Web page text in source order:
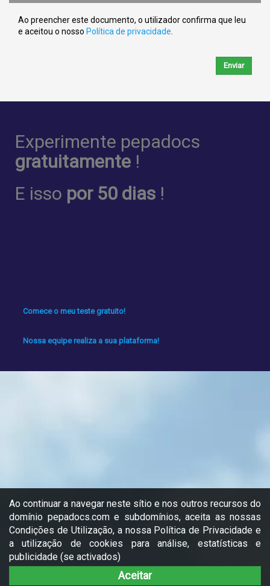
Ao continuar a navegar neste sítio e nos outros recursos do
domínio pepadocs.com e subdomínios, aceita as nossas
Condições de Utilização, a nossa Política de Privacidade e
a utilização de cookies para análise, estatísticas e
publicidade (se activados)
Aceitar
Ao preencher este documento, o utilizador confirma que leu
e aceitou o nosso Política de privacidade
Enviar
Experimente pepadocs
gratuitamente !
E isso por 50 dias !
Comece o meu teste gratuito!
Nossa equipe realiza a sua plataforma!